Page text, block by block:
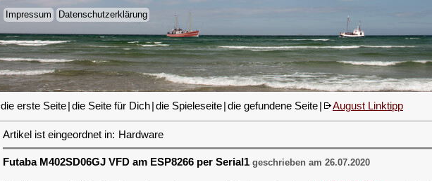
Impressum Datenschutzerklärung
die erste Seite die Seite für Dich die Spieleseite die gefundene Seite August Linktipp
Artikel ist eingeordnet in: Hardware
Futaba M402SD06GJ VFD am ESP8266 per Serial1 geschrieben am 26.07.2020